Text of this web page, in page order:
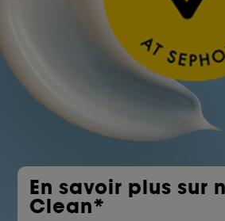
En savoir plus sur
Clean*